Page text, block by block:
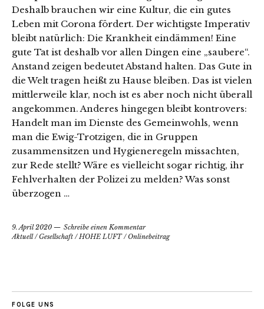
Deshalb brauchen wir eine Kultur, die ein gutes
Leben mit Corona fördert. Der wichtigste Imperativ
bleibt natürlich: Die Krankheit eindämmen! Eine
gute Tat ist deshalb vor allen Dingen eine „saubere“.
Anstand zeigen bedeutet Abstand halten. Das Gute in
die Welt tragen heißt zu Hause bleiben. Das ist vielen
mittlerweile klar, noch ist es aber noch nicht überall
angekommen. Anderes hingegen bleibt kontrovers:
Handelt man im Dienste des Gemeinwohls, wenn
man die Ewig-Trotzigen, die in Gruppen
zusammensitzen und Hygieneregeln missachten,
zur Rede stellt? Wäre es vielleicht sogar richtig, ihr
Fehlverhalten der Polizei zu melden? Was sonst
überzogen …
9. April 2020
Schreibe einen Kommentar
Aktuell/Gesellschaft / HOHE LUFT/Onlinebeitrag
FOLGE UNS